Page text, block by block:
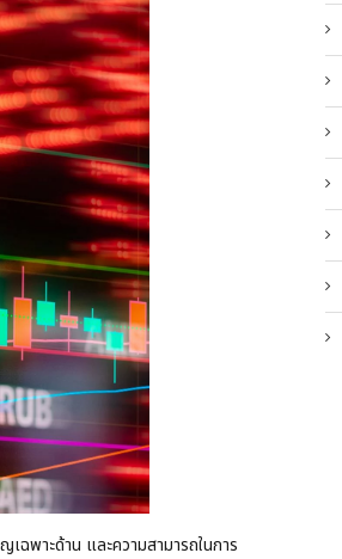
ฉพาะด้าน และความสามารถในการ